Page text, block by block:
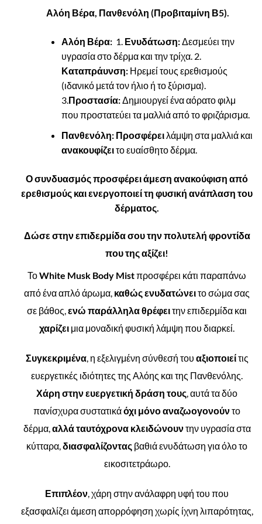
Αλόη Βέρα, Πανθενόλη (Προβιταμίνη Β5).
Αλόη Βέρα: 1. Ενυδάτωση:Δεσμεύει την
υγρασία στο δέρμα και την τρίχα. 2.
Καταπράυνση:Ηρεμεί τους ερεθισμούς
(ιδανικό μετά τον ήλιο ή το ξύρισμα).
3.Προστασία:Δημιουργεί ένα αόρατο φιλμ
που προστατεύει τα μαλλιά από το φριζάρισμα.
Πανθενόλη: Προσφέρειλάμψη στα μαλλιά και
ανακουφίζειτο ευαίσθητο δέρμα.
Ο συνδυασμός προσφέρει άμεση ανακούφιση από
ερεθισμούς και ενεργοποιεί τη φυσική ανάπλαση του
δέρματος.
Δώσε στην επιδερμίδα σου την πολυτελή φροντίδα
που της αξίζει!
ΤοWhite Musk Body Mistπροσφέρει κάτι παραπάνω
από ένα απλό άρωμα, καθώς ενυδατώνειτο σώμα σας
σε βάθος,ενώ παράλληλα θρέφειτην επιδερμίδα και
χαρίζει μια μοναδική φυσική λάμψη που διαρκεί.
Συγκεκριμένα, η εξελιγμένη σύνθεσή του αξιοποιείτις
ευεργετικές ιδιότητες της Αλόης και της Πανθενόλης.
Χάρη στην ευεργετική δράση τους, αυτά τα δύο
πανίσχυρα συστατικάόχι μόνο αναζωογονούντο
δέρμα,αλλά ταυτόχρονα κλειδώνουντην υγρασία στα
κύτταρα,διασφαλίζοντας βαθιά ενυδάτωση για όλο το
εικοσιτετράωρο.
Επιπλέον, χάρη στην ανάλαφρη υφή του που
εξασφαλίζει άμεση απορρόφηση χωρίς ίχνη λιπαρότητας,